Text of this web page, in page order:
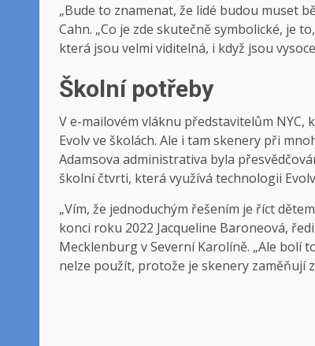
„Bude to znamenat, že lidé budou muset
Cahn. „Co je zde skutečně symbolické, je
která jsou velmi viditelná, i když jsou
Školní potřeby
V e-mailovém vláknu představitelům NYC,
Evolv ve školách. Ale i tam skenery při
Adamsova administrativa byla
školní čtvrti, která využívá technologii
„Vím, že jednoduchým řešením je říct
konci roku 2022 Jacqueline Baroneová,
Mecklenburg v Severní Karolíně. „Ale bolí
nelze použít, protože je skenery zaměňují